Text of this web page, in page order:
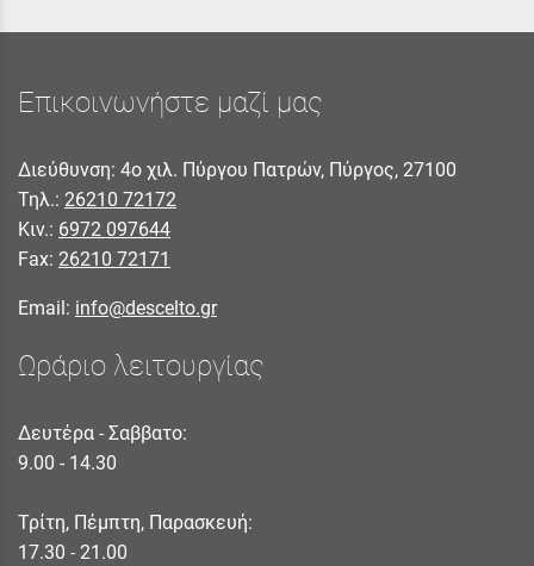
Επικοινωνήστε μαζί μας
Διεύθυνση: 4ο χιλ. Πύργου Πατρών, Πύργος, 27100
Τηλ.: 26210 72172
Κιν.: 6972 097644
Fax: 26210 72171
Email: info@descelto.gr
Ωράριο λειτουργίας
Δευτέρα - Σαββατο:
9.00 - 14.30
Τρίτη, Πέμπτη, Παρασκευή:
17.30 - 21.00